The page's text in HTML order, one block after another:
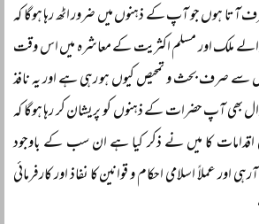
ہوں جو آپ کے ذہنوں میں ضرور اٹھ رہا ہوگا کہ
ملک اور مسلم اکثریت کے معاشرہ میں اس وقت
سے صرف بحث و تمحیص کیوں ہو رہی ہے اور یہ نافذ
بھی آپ حضرات کے ذہنوں کو پریشان کر رہا ہوگا کہ
اقدامات کا میں نے ذکر کیا ہے ان سب کے باوجود
اور عملاً اسلامی احکام و قوانین کا نفاذ اور کارفرمائی